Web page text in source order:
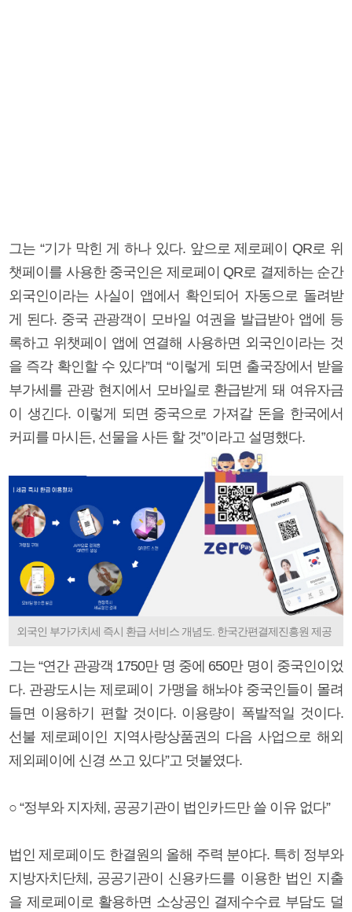
그는 “기가 막힌 게 하나 있다. 앞으로 제로페이 QR로 위
챗페이를 사용한 중국인은 제로페이 QR로 결제하는 순간
외국인이라는 사실이 앱에서 확인되어 자동으로 돌려받
게 된다. 중국 관광객이 모바일 여권을 발급받아 앱에 등
록하고 위챗페이 앱에 연결해 사용하면 외국인이라는 것
을 즉각 확인할 수 있다”며 “이렇게 되면 출국장에서 받을
부가세를 관광 현지에서 모바일로 환급받게 돼 여유자금
이 생긴다. 이렇게 되면 중국으로 가져갈 돈을 한국에서
커피를 마시든, 선물을 사든 할 것”이라고 설명했다.
외국인 부가가치세 즉시 환급 서비스 개념도. 한국간편결제진흥원 제공
그는 “연간 관광객 1750만 명 중에 650만 명이 중국인이었
다. 관광도시는 제로페이 가맹을 해놔야 중국인들이 몰려
들면 이용하기 편할 것이다. 이용량이 폭발적일 것이다.
선불 제로페이인 지역사랑상품권의 다음 사업으로 해외
제외페이에 신경 쓰고 있다”고 덧붙였다.
○ “정부와 지자체, 공공기관이 법인카드만 쓸 이유 없다”
법인 제로페이도 한결원의 올해 주력 분야다. 특히 정부와
지방자치단체, 공공기관이 신용카드를 이용한 법인 지출
을 제로페이로 활용하면 소상공인 결제수수료 부담도 덜